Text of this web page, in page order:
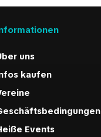
uns
kaufen
Events